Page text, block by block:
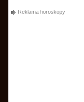
Reklama horoskopy